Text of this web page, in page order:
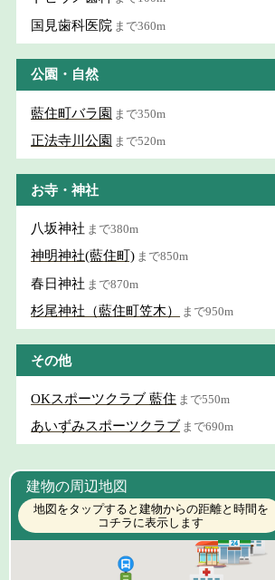
国見歯科医院 まで360m
公園・自然
藍住町バラ園 まで350m
正法寺川公園 まで520m
お寺・神社
八坂神社 まで380m
神明神社(藍住町) まで850m
春日神社 まで870m
杉尾神社（藍住町笠木） まで950m
その他
OKスポーツクラブ 藍住 まで550m
あいずみスポーツクラブ まで690m
建物の周辺地図
地図をタップすると建物からの距離と時間を
コチラに表示します